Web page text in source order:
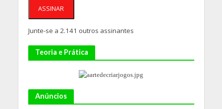
ASSINAR
Junte-se a 2.141 outros assinantes
Teoria e Prática
Anúncios